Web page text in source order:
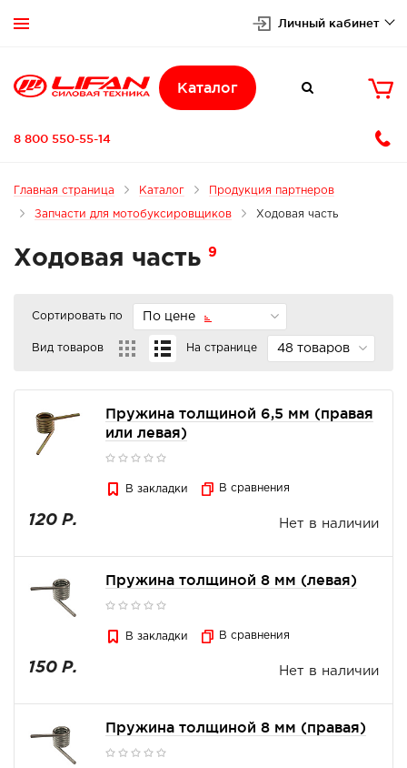
 Личный кабинет
Каталог  
8 800 550-55-14
Главная страница Каталог Продукция партнеров
Запчасти для мотобуксировщиков Ходовая часть
Ходовая часть 9
Сортировать по По цене
Вид товаров На странице 48 товаров
Пружина толщиной 6,5 мм (правая
или левая)
В закладки В сравнения
120 Р. Нет в наличии
Пружина толщиной 8 мм (левая)
В закладки В сравнения
150 Р. Нет в наличии
Пружина толщиной 8 мм (правая)